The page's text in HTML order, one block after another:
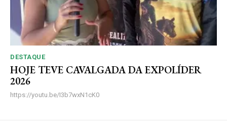
DESTAQUE
HOJE TEVE CAVALGADA DA EXPOLÍDER
2026
https://youtu.be/I3b7wxN1cK0